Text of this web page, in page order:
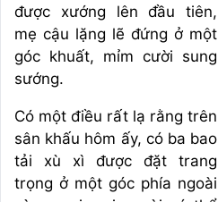
được xướng lên đầu tiên,
mẹ cậu lặng lẽ đứng ở một
góc khuất, mỉm cười sung
sướng.
Có một điều rất lạ rằng trên
sân khấu hôm ấy, có ba bao
tải xù xì được đặt trang
trọng ở một góc phía ngoài